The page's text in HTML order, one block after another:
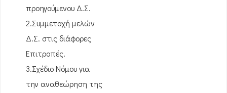
προηγούμενου Δ.Σ.
2.Συμμετοχή μελών
Δ.Σ. στις διάφορες
Επιτροπές.
3.Σχέδιο Νόμου για
την αναθεώρηση της